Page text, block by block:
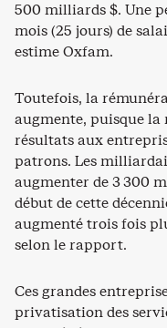
500 milliards $. Une
mois (25 jours) de
estime Oxfam.
Toutefois, la
augmente, puisque la
résultats aux
patrons. Les
augmenter de 3 300
début de cette
augmenté trois fois
selon le rapport.
Ces grandes
privatisation des